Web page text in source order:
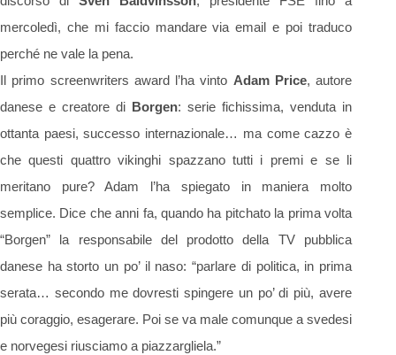
mercoledì, che mi faccio mandare via email e poi traduco
perché ne vale la pena.
Il primo screenwriters award l’ha vinto Adam Price, autore
danese e creatore di Borgen: serie fichissima, venduta in
ottanta paesi, successo internazionale… ma come cazzo è
che questi quattro vikinghi spazzano tutti i premi e se li
meritano pure? Adam l’ha spiegato in maniera molto
semplice. Dice che anni fa, quando ha pitchato la prima volta
“Borgen” la responsabile del prodotto della TV pubblica
danese ha storto un po’ il naso: “parlare di politica, in prima
serata… secondo me dovresti spingere un po’ di più, avere
più coraggio, esagerare. Poi se va male comunque a svedesi
e norvegesi riusciamo a piazzargliela.”